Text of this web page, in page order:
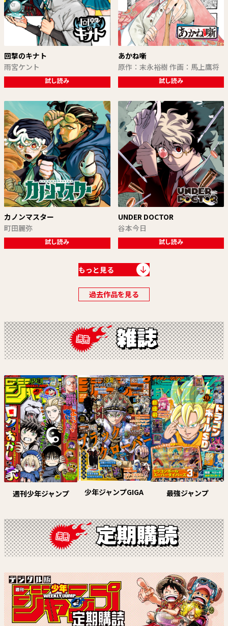
回撃のキナト
雨宮ケント
試し読み
あかね噺
原作：末永裕樹 作画：馬上鷹将
試し読み
カノンマスター
町田麗弥
試し読み
UNDER DOCTOR
谷本今日
試し読み
ウィッチウォッチ
篠原健太
試し読み
夏と蛍籠
里庄マサヨシ
試し読み
悪祓士のキヨシくん
臼井彰一
試し読み
しのびごと
原作：たけぐし一本 漫画：みた
試し読み
もっと見る
過去作品を見る
週刊少年ジャンプ 少年ジャンプGIGA 最強ジャンプ